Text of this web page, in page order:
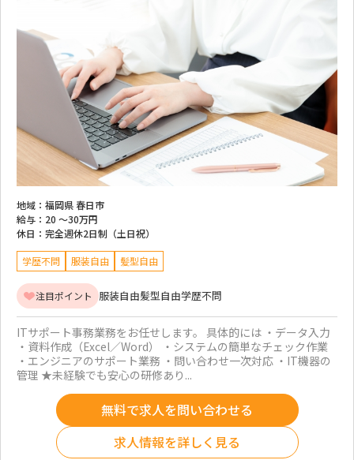
地域： 福岡県 春日市
給与： 20 ～30万円
休日： 完全週休2日制（土日祝）
学歴不問 服装自由 髪型自由
注目ポイント 服装自由髪型自由学歴不問
ITサポート事務業務をお任せします。 具体的には ・データ入力
・資料作成（Excel／Word） ・システムの簡単なチェック作業
・エンジニアのサポート業務 ・問い合わせ一次対応 ・IT機器の
管理 ★未経験でも安心の研修あり...
無料で求人を問い合わせる
求人情報を詳しく見る